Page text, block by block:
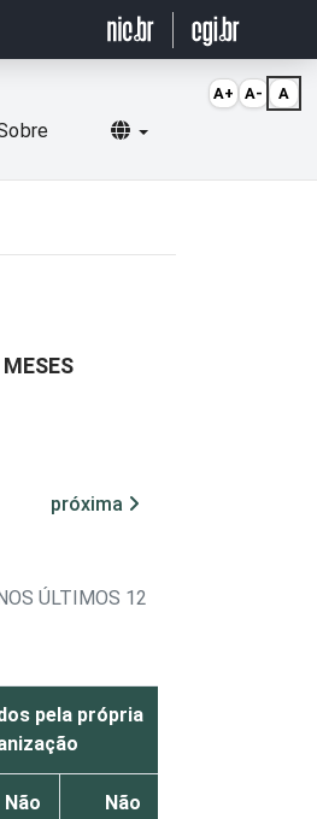
Selecionar idioma
próxima
ÚLTIMOS 12
pela própria
Não
Não
A+ A- A